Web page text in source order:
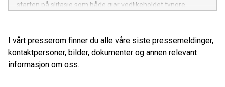
starten på slitasje som både gjør vedlikeholdet tyngre,
I vårt presserom finner du alle våre siste pressemeldinger,
kontaktpersoner, bilder, dokumenter og annen relevant
informasjon om oss.